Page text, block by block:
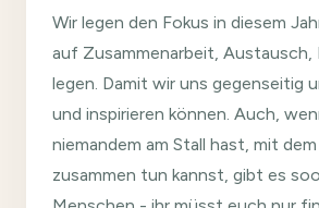
Wir legen den Fokus in diesem
auf Zusammenarbeit,
legen. Damit wir uns gegenseitig
und inspirieren können. Auch,
niemandem am Stall hast, mit
zusammen tun kannst, gibt es